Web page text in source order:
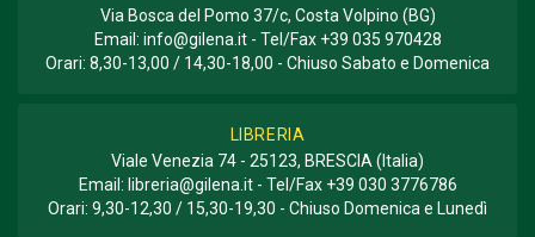
Via Bosca del Pomo 37/c, Costa Volpino (BG)
Email: info@gilena.it- Tel/Fax +39 035 970428
Orari: 8,30-13,00 / 14,30-18,00 - Chiuso Sabato e Domenica
LIBRERIA
Viale Venezia 74 - 25123, BRESCIA (Italia)
Email: libreria@gilena.it- Tel/Fax +39 030 3776786
Orari: 9,30-12,30 / 15,30-19,30 - Chiuso Domenica e Lunedì